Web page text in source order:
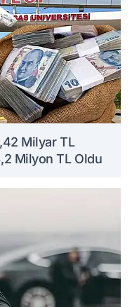
Milyar TL
Milyon TL Oldu